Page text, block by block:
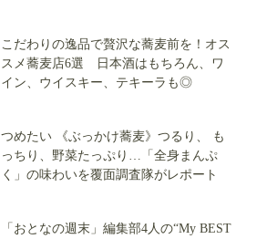
こだわりの逸品で贅沢な蕎麦前を！オス
スメ蕎麦店6選 日本酒はもちろん、ワ
イン、ウイスキー、テキーラも◎
つめたい 《ぶっかけ蕎麦》つるり、 も
っちり、野菜たっぷり…「全身まんぷ
く」の味わいを覆面調査隊がレポート
「おとなの週末」編集部4人の“My BEST